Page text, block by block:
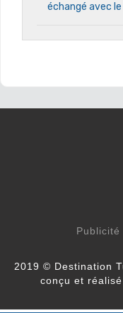
échangé avec
Publicité
2019 © Destination
conçu et